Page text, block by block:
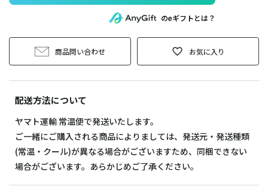
のeギフトとは？
商品問い合わせ お気に入り
配送方法について
ヤマト運輸 常温便で発送いたします。
ご一緒にご購入される商品によりましては、発送元・発送種類
(常温・クール)が異なる場合がございますため、同梱できない
場合がございます。あらかじめご了承ください。